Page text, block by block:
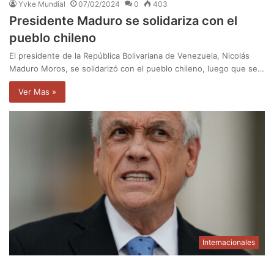
Yvke Mundial 07/02/2024 0 403
Presidente Maduro se solidariza con el
pueblo chileno
El presidente de la República Bolivariana de Venezuela, Nicolás
Maduro Moros, se solidarizó con el pueblo chileno, luego que se…
Ver Mas »
Internacionales